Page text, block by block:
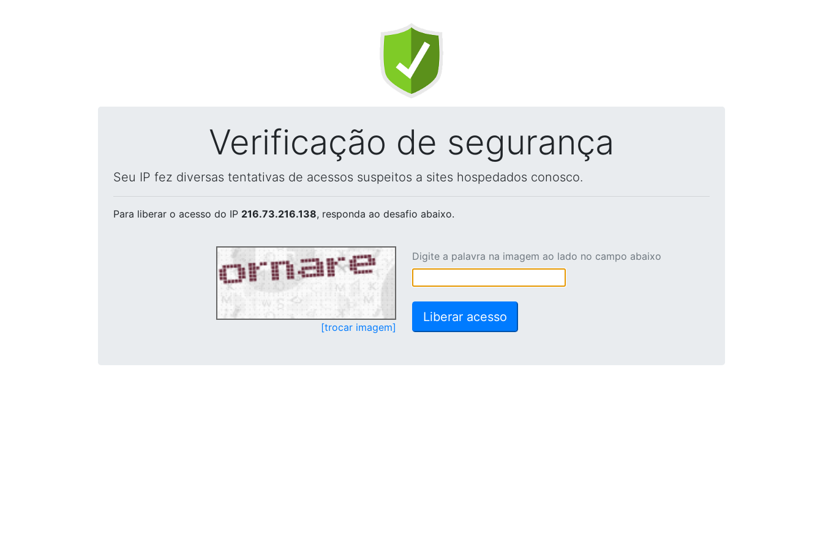
Verificação de segurança
Seu IP fez diversas tentativas de acessos suspeitos a sites hospedados conosco.
Para liberar o acesso do IP 216.73.216.138, responda ao desafio abaixo.
[trocar imagem]
Digite a palavra na imagem ao lado no campo abaixo